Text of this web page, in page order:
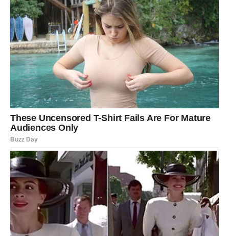
i mlaćenice može stvoriti neprijatan miris za krtice kada se
sipa u njihove tunele. Ove mješavine, kada se primijene
redovno, mogu značajno smanjiti prisustvo krtica u vrtovima.
Također, rastvor ricinusovog ulja u vodi može imati snažan
efekat; samo nekoliko kašika ovog ulja razrijeđenih u litri vode
može pomoći u odvraćanju krtica. Osim toga, sadnja biljaka
kao što su neven ili ricinus može stvoriti aromatične barijere
koje krtice ne podnose.Ovi prirodni pristupi ne samo da
pomažu u rješavanju problema, već i doprinose očuvanju
bioraznolikosti u bašti.
Strpljenje i Održavanje Bašte
Kada se suočavamo s krticama, važno je imati na umu da
nijedna od ovih metoda ne djeluje trenutno. Proces rješavanja
problema može zahtijevati vrijeme i strpljenje. Krtice su veoma
snalažljive i mogu se brzo prilagoditi, pa je ključno biti
dosljedan u primjeni izabranih metoda.
Nakon što se krtice